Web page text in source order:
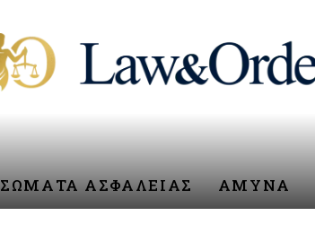
ΣΩΜΑΤΑ ΑΣΦΑΛΕΙΑΣ ΑΜΥΝΑ